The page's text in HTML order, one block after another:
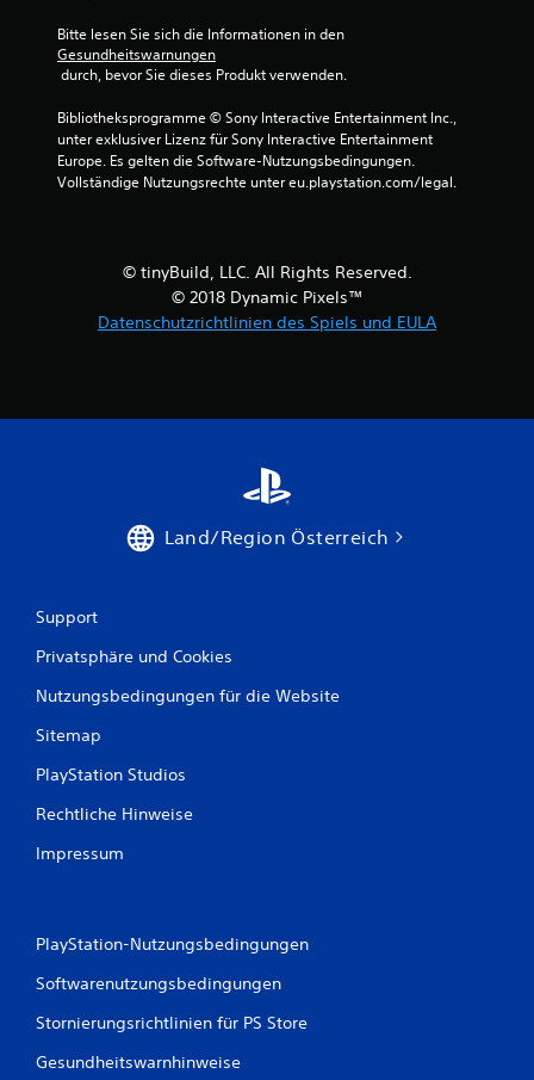
9
9
Bitte lesen Sie sich die Informationen in den
Gesundheitswarnungen
durch, bevor Sie dieses Produkt verwenden.
Bibliotheksprogramme © Sony Interactive Entertainment Inc.,
unter exklusiver Lizenz für Sony Interactive Entertainment
Europe. Es gelten die Software-Nutzungsbedingungen.
Vollständige Nutzungsrechte unter eu.playstation.com/legal.
© tinyBuild, LLC. All Rights Reserved.
© 2018 Dynamic Pixels™
Datenschutzrichtlinien des Spiels und EULA
Land/Region Österreich
Support
Privatsphäre und Cookies
Nutzungsbedingungen für die Website
Sitemap
PlayStation Studios
Rechtliche Hinweise
Impressum
PlayStation-Nutzungsbedingungen
Softwarenutzungsbedingungen
Stornierungsrichtlinien für PS Store
Gesundheitswarnhinweise